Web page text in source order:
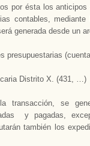
por ésta los
contables,
generada desde un
presupuestarias
Distrito X. (431, …)
transacción, se
y pagadas,
también los